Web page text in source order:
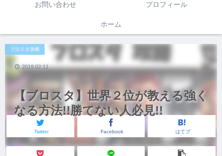
お問い合わせ プロフィール
ホーム
【ブロスタ】世界２位が教える強く
なる方法!!勝てない人必見!!
ブロスタ攻略
Twitter Facebook はてブ
2019.02.11